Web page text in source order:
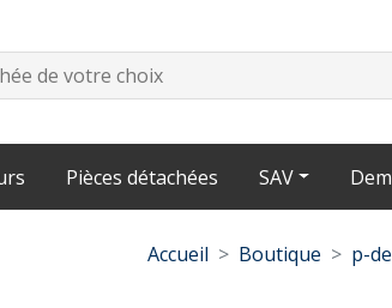
Pièces détachées SAV
Accueil Boutique p-